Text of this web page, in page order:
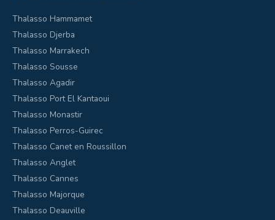
Thalasso Hammamet
Thalasso Djerba
Thalasso Marrakech
Thalasso Sousse
Thalasso Agadir
Thalasso Port El Kantaoui
Thalasso Monastir
Thalasso Perros-Guirec
Thalasso Canet en Roussillon
Thalasso Anglet
Thalasso Cannes
Thalasso Majorque
Thalasso Deauville